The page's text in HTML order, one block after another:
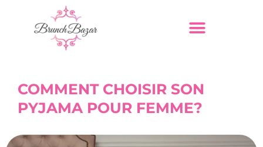
COMMENT CHOISIR SON
PYJAMA POUR FEMME?